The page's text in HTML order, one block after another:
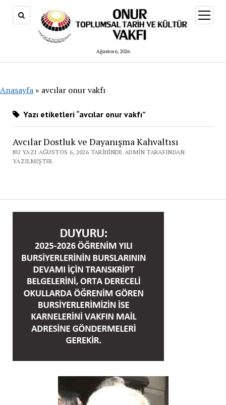
Ağustos 6, 2026
aç
Anasayfa » avcılar onur vakfı
Yazı etiketleri “avcılar onur vakfı”
Avcılar Dostluk ve Dayanışma Kahvaltısı
BU YAZI AĞUSTOS 6, 2026 TARIHINDE ADMIN TARAFINDAN
YAZILMIŞTIR.